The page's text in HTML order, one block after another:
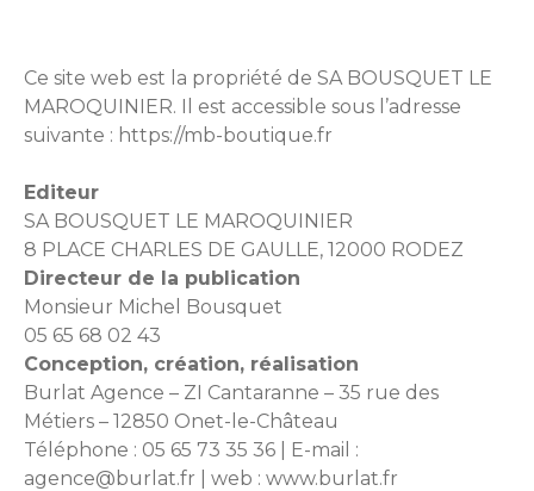
Ce site web est la propriété de SA BOUSQUET LE
MAROQUINIER. Il est accessible sous l’adresse
suivante : https://mb-boutique.fr
Editeur
SA BOUSQUET LE MAROQUINIER
8 PLACE CHARLES DE GAULLE, 12000 RODEZ
Directeur de la publication
Monsieur Michel Bousquet
05 65 68 02 43
Conception, création, réalisation
Burlat Agence – ZI Cantaranne – 35 rue des
Métiers – 12850 Onet-le-Château
Téléphone : 05 65 73 35 36 | E-mail :
agence@burlat.fr | web : www.burlat.fr